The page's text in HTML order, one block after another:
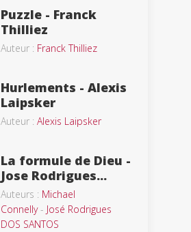
Puzzle - Franck
Thilliez
Auteur : Franck Thilliez
Hurlements - Alexis
Laipsker
Auteur : Alexis Laipsker
La formule de Dieu -
Jose Rodrigues...
Auteurs : Michael
Connelly- José Rodrigues
DOS SANTOS